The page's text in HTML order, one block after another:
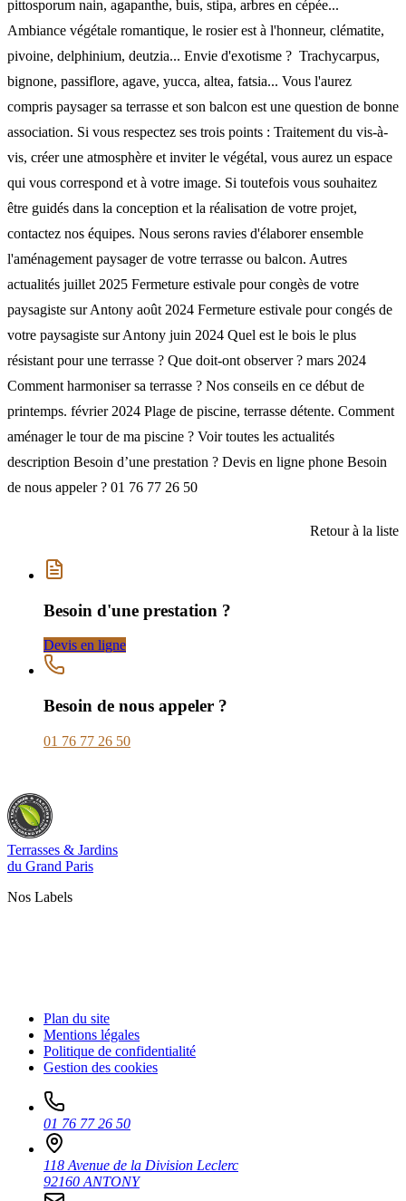
pittosporum nain, agapanthe, buis, stipa, arbres en cépée...
Ambiance végétale romantique, le rosier est à l'honneur, clématite,
pivoine, delphinium, deutzia... Envie d'exotisme ? Trachycarpus,
bignone, passiflore, agave, yucca, altea, fatsia... Vous l'aurez
compris paysager sa terrasse et son balcon est une question de bonne
association. Si vous respectez ses trois points : Traitement du vis-à-
vis, créer une atmosphère et inviter le végétal, vous aurez un espace
qui vous correspond et à votre image. Si toutefois vous souhaitez
être guidés dans la conception et la réalisation de votre projet,
contactez nos équipes. Nous serons ravies d'élaborer ensemble
l'aménagement paysager de votre terrasse ou balcon. Autres
actualités juillet 2025 Fermeture estivale pour congès de votre
paysagiste sur Antony août 2024 Fermeture estivale pour congés de
votre paysagiste sur Antony juin 2024 Quel est le bois le plus
résistant pour une terrasse ? Que doit-ont observer ? mars 2024
Comment harmoniser sa terrasse ? Nos conseils en ce début de
printemps. février 2024 Plage de piscine, terrasse détente. Comment
aménager le tour de ma piscine ? Voir toutes les actualités
description Besoin d’une prestation ? Devis en ligne phone Besoin
de nous appeler ? 01 76 77 26 50
Retour à la liste
Besoin d'une prestation ?
Devis en ligne
Besoin de nous appeler ?
01 76 77 26 50
Terrasses & Jardins
du Grand Paris
Nos Labels
Plan du site
Mentions légales
Politique de confidentialité
Gestion des cookies
01 76 77 26 50
118 Avenue de la Division Leclerc
92160 ANTONY